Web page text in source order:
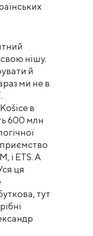
нішу.
й
ми не в
в
600 млн
і ETS. А
ця
тут